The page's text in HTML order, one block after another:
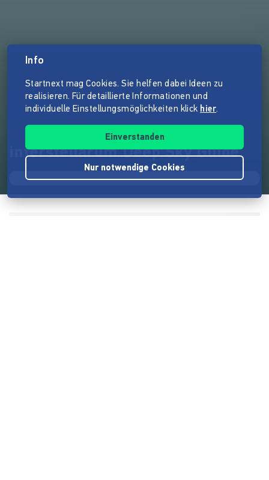
interstellarum Deep Sky Guide
Info
Startnext mag Cookies. Sie helfen dabei Ideen zu
realisieren. Für detaillierte Informationen und
individuelle Einstellungsmöglichkeiten klick hier.
Einverstanden
Nur notwendige Cookies